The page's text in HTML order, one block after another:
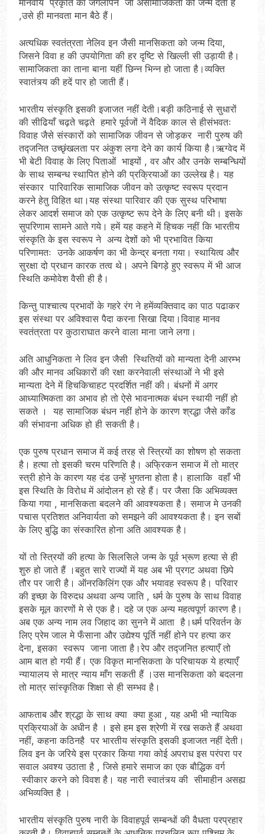
,उसे ही मानवता मान बैठे हैं।
अत्यधिक स्वतंत्रता नेलिव इन जैसी मानसिकता को जन्म दिया,
जिसने विवा ह की उपयोगिता की हर दृष्टि से खिल्ली सी उड़ायी है।
सामाजिकता का ताना बाना यहीं छिन्न भिन्न हो जाता है।व्यक्ति
स्वातंत्र्य की हदें पार हो जाती हैं।
भारतीय संस्कृति इसकी इजाजत नहीं देती।बड़ी कठिनाई से सुधारों
की सीढियाँ चढ़ते चढ़ते हमारे पूर्वजों नें वैदिक काल से हीसंभवतः
विवाह जैसे संस्कारों को सामाजिक जीवन से जोड़कर नारी पुरुष की
तद्जनित उच्छृंखलता पर अंकुश लगा देने का कार्य किया है।ऋग्वेद में
भी बेटी विवाह के लिए पिताओं भाइयों , वर और और उनके सम्बन्धियों
के साथ सम्बन्ध स्थापित होने की प्रक्रियाओं का उल्लेख है। यह
संस्कार पारिवारिक सामाजिक जीवन को उत्कृष्ट स्वरूप प्रदान
करने हेतु विहित था।यह संस्था पारिवार की एक सुस्थ परिभाषा
लेकर आदर्श समाज को एक उत्कृष्ट रूप देने के लिए बनी थी। इसके
सुपरिणाम सामने आते गये। हमें यह कहने में हिचक नहीं कि भारतीय
संस्कृति के इस स्वरूप ने अन्य देशों को भी प्रभावित किया
परिणामतः उनके आकर्षण का भी केन्द्र बनता गया। स्थायित्व और
सुरक्षा दो प्रधान कारक तत्व थे। अपने बिगड़े हुए स्वरूप में भी आज
स्थिति कमोवेश वैसी ही है।
किन्तु पाश्चात्य प्रभावों के गहरे रंग ने हमेंव्यक्तिवाद का पाठ पढाकर
इस संस्था पर अविश्वास पैदा करना सिखा दिया।विवाह मानव
स्वतंत्रता पर कुठाराघात करने वाला माना जाने लगा।
अति आधुनिकता ने लिव इन जैसी स्थितियों को मान्यता देनी आरम्भ
की और मानव अधिकारों की रक्षा करनेवाली संस्थाओं ने भी इसे
मान्यता देने में हिचकिचाहट प्रदर्शित नहीं की। बंधनों में अगर
आध्यात्मिकता का अभाव हो तो ऐसे भावनात्मक बंधन स्थायी नहीं हो
सकते । यह सामाजिक बंधन नहीं होने के कारण श्रद्धा जैसे काँड
की संभावना अधिक हो ही सकती है।
एक पुरुष प्रधान समाज में कई तरह से स्त्रियों का शोषण हो सकता
है। हत्या तो इसकी चरम परिणति है। अफ्रिकन समाज में तो मात्र
स्त्री होने के कारण यह दंड उन्हें भुगतना होता है। हालाकि वहाँ भी
इस स्थिति के विरोध में आंदोलन हो रहे हैं। पर जैसा कि अभिव्यक्त
किया गया , मानसिकता बदलने की आवश्यकता है। समाज मे उनकी
पचास प्रतिशत अनिवार्यता को समझने की आवश्यकता है। इन सबों
के लिए बुद्धि का संस्कारित होना अति आवश्यक है।
यों तो स्त्रियों की हत्या के सिलसिले जन्म के पूर्व भ्रूण हत्या से ही
शुरु हो जाते हैं ।बहुत सारे राज्यों में यह अब भी प्रगट अथवा छिपे
तौर पर जारी है। ऑनरकिलिंग एक और भयावह स्वरूप है। परिवार
की इच्छा के विरुदध अथवा अन्य जाति , धर्म के पुरुष के साथ विवाह
इसके मूल कारणों मे से एक है। दहे ज एक अन्य महत्वपूर्ण कारण है।
अब एक अन्य नाम लव जिहाद का सुनने में आता है।धर्म परिवर्तन के
लिए प्रेम जाल मे फँसाना और उद्येश्य पूर्ति नहीं होने पर हत्या कर
देना, इसका स्वरूप जाना जाता है।रेप और तद्जनित हत्याएँ तो
आम बात हो गयी हैं। एक विकृत मानसिकता के परिचायक ये हत्याएँ
न्यायालय से मात्र न्याय माँग सकती हैं ।उस मानसिकता को बदलना
तो मात्र सांस्कृतिक शिक्षा से ही सम्भव है।
आफताब और श्रद्धा के साथ क्या क्या हुआ , यह अभी भी न्यायिक
प्रक्रियाओं के अधीन है । इसे हम इस श्रेणी में रख सकते हैं अथवा
नहीं, कहना कठिनहै पर भारतीय संस्कृति इसकी इजाजत नहीं देती।
लिव इन के जरिये इस प्रकार किया गया कोई अपराध इस परंपरा पर
सवाल अवश्य उठाता है , जिसे हमारे समाज का एक बौद्धिक वर्ग
स्वीकार करने को विवश है। यह नारी स्वातंत्र्य की सीमाहीन असह्य
अभिव्यक्ति है ।
भारतीय संस्कृति पुरुष नारी के विवाहपूर्व सम्बन्धों की वैधता परप्रहार